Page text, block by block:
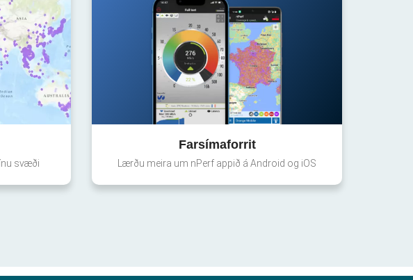
svæði
Farsímaforrit
Lærðu meira um nPerf appið á Android og iOS